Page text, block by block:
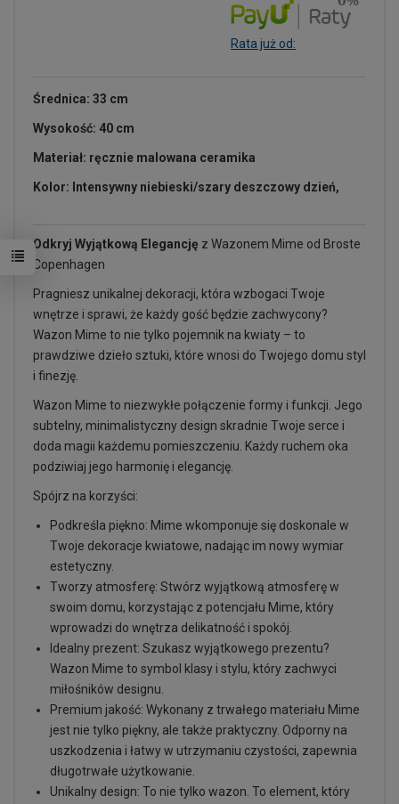
Rata już od:
Średnica: 33 cm
Wysokość: 40 cm
Materiał: ręcznie malowana ceramika
Kolor: Intensywny niebieski/szary deszczowy dzień,
Odkryj Wyjątkową Elegancję z Wazonem Mime od Broste
Copenhagen
Pragniesz unikalnej dekoracji, która wzbogaci Twoje
wnętrze i sprawi, że każdy gość będzie zachwycony?
Wazon Mime to nie tylko pojemnik na kwiaty – to
prawdziwe dzieło sztuki, które wnosi do Twojego domu styl
i finezję.
Wazon Mime to niezwykłe połączenie formy i funkcji. Jego
subtelny, minimalistyczny design skradnie Twoje serce i
doda magii każdemu pomieszczeniu. Każdy ruchem oka
podziwiaj jego harmonię i elegancję.
Spójrz na korzyści:
Podkreśla piękno: Mime wkomponuje się doskonale w
Twoje dekoracje kwiatowe, nadając im nowy wymiar
estetyczny.
Tworzy atmosferę: Stwórz wyjątkową atmosferę w
swoim domu, korzystając z potencjału Mime, który
wprowadzi do wnętrza delikatność i spokój.
Idealny prezent: Szukasz wyjątkowego prezentu?
Wazon Mime to symbol klasy i stylu, który zachwyci
miłośników designu.
Premium jakość: Wykonany z trwałego materiału Mime
jest nie tylko piękny, ale także praktyczny. Odporny na
uszkodzenia i łatwy w utrzymaniu czystości, zapewnia
długotrwałe użytkowanie.
Unikalny design: To nie tylko wazon. To element, który